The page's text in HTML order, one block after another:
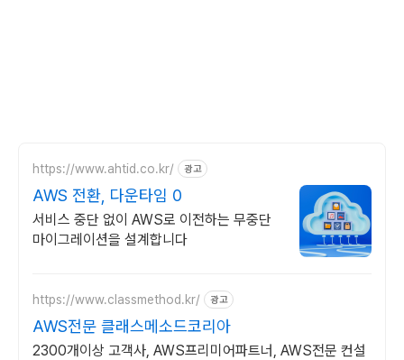
https://www.ahtid.co.kr/ 광고
AWS 전환, 다운타임 0
서비스 중단 없이 AWS로 이전하는 무중단
마이그레이션을 설계합니다
https://www.classmethod.kr/ 광고
AWS전문 클래스메소드코리아
2300개이상 고객사, AWS프리미어파트너, AWS전문 컨설